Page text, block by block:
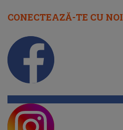
CONECTEAZĂ-TE CU NOI